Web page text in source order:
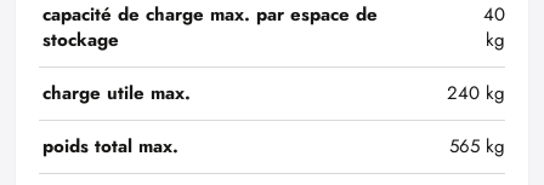
capacité de charge max. par espace de
stockage
40
kg
charge utile max.
240 kg
poids total max.
565 kg